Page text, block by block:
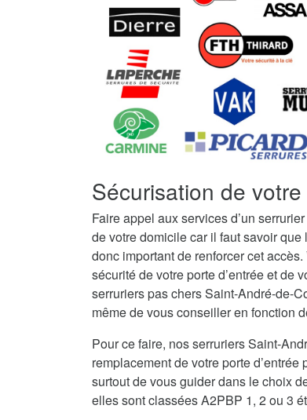
Sécurisation de
Faire appel aux services d’un
de votre domicile car il faut savoir que
donc important de renforcer cet
sécurité de votre porte d’entrée et de
serruriers pas chers Saint-André-de-
même de vous conseiller en fonction
Pour ce faire, nos serruriers Saint-
remplacement de votre porte
surtout de vous guider dans le choix
elles sont classées A2PBP 1, 2 ou 3